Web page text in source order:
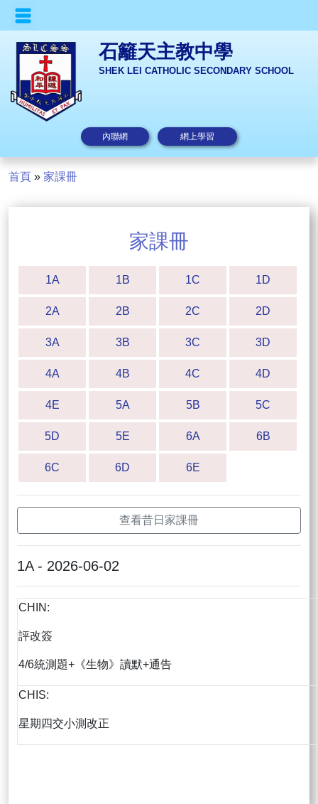
石籬天主教中學
SHEK LEI CATHOLIC SECONDARY SCHOOL
內聯網 網上學習
首頁 » 家課冊
家課冊
1A 1B 1C 1D
2A 2B 2C 2D
3A 3B 3C 3D
4A 4B 4C 4D
4E 5A 5B 5C
5D 5E 6A 6B
6C 6D 6E
查看昔日家課冊
1A - 2026-06-02
CHIN:
評改簽
4/6統測題+《生物》讀默+通告
CHIS:
星期四交小測改正